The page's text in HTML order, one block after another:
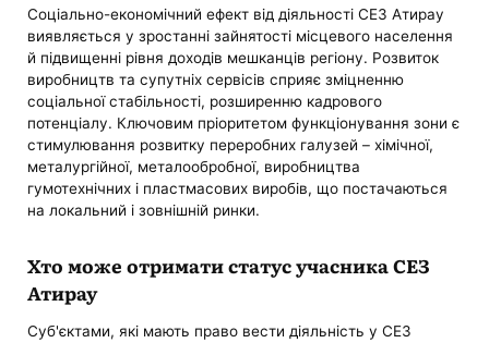
Соціально-економічний ефект від діяльності СЕЗ Атирау
виявляється у зростанні зайнятості місцевого населення
й підвищенні рівня доходів мешканців регіону. Розвиток
виробництв та супутніх сервісів сприяє зміцненню
соціальної стабільності, розширенню кадрового
потенціалу. Ключовим пріоритетом функціонування зони є
стимулювання розвитку переробних галузей – хімічної,
металургійної, металообробної, виробництва
гумотехнічних і пластмасових виробів, що постачаються
на локальний і зовнішній ринки.
Хто може отримати статус учасника СЕЗ
Атирау
Суб'єктами, які мають право вести діяльність у СЕЗ